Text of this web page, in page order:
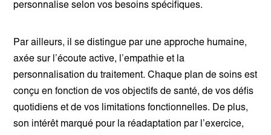
personnalise selon vos besoins spécifiques.
Par ailleurs, il se distingue par une approche humaine,
axée sur l’écoute active, l’empathie et la
personnalisation du traitement. Chaque plan de soins est
conçu en fonction de vos objectifs de santé, de vos défis
quotidiens et de vos limitations fonctionnelles. De plus,
son intérêt marqué pour la réadaptation par l’exercice,